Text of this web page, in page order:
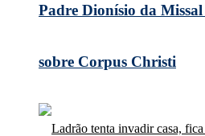
Padre Dionísio da
sobre Corpus Christi